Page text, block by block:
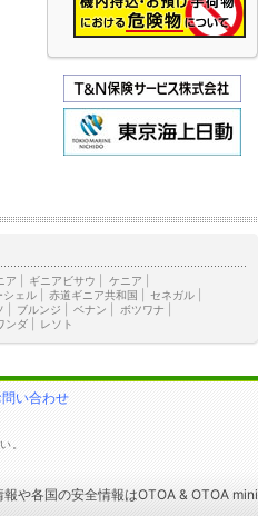
ア ギニアビサウ ケニア
シェル 赤道ギニア共和国 セネガル
ブルンジ ベナン ボツワナ
ンダ レソト
問い合わせ
。
報や各国の安全情報はOTOA & OTOA mini